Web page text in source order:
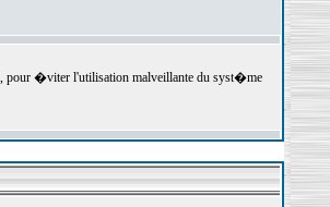
pour �viter l'utilisation malveillante du syst�me